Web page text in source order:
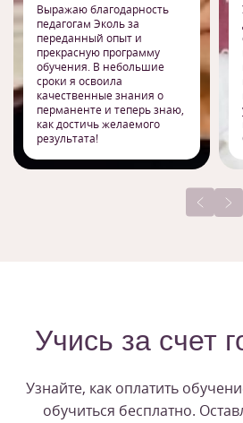
Выражаю благодарность
педагогам Эколь за
переданный опыт и
прекрасную программу
обучения. В небольшие
сроки я освоила
качественные знания о
перманенте и теперь знаю,
как достичь желаемого
результата!
Учись за счет
Узнайте, как оплатить
обучиться бесплатно.